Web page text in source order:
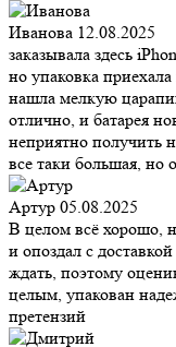
Иванова 12.08.2025
заказывала здесь
но упаковка
нашла мелкую
отлично, и батарея
неприятно получить
все таки большая, но
Артур 05.08.2025
В целом всё хорошо,
и опоздал с
ждать, поэтому
целым, упакован
претензий